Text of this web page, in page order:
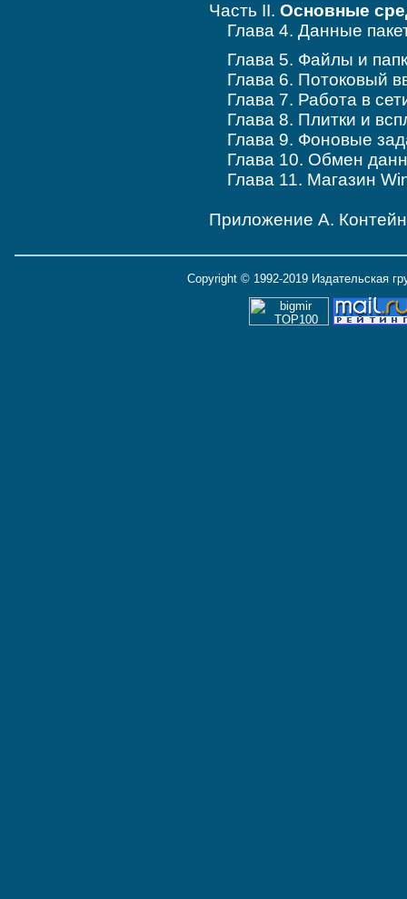
Часть II. Основные
Глава 4. Данные
Глава 5. Файлы и
Глава 6. Потоковый
Глава 7. Работа в
Глава 8. Плитки и
Глава 9. Фоновые
Глава 10. Обмен
Глава 11. Магазин
Приложение A.
Copyright © 1992-2019 Издательская